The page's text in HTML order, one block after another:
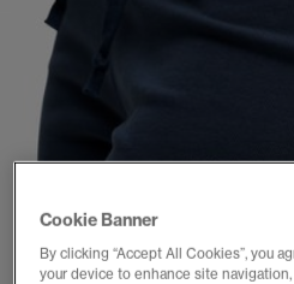
Cookie Banner
By clicking “Accept All Cookies”, you
your device to enhance site